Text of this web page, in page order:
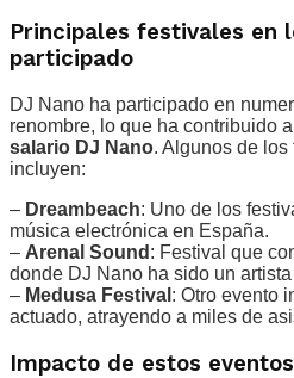
Principales festivales en
participado
DJ Nano ha participado en
renombre, lo que ha contribuido
salario DJ Nano. Algunos de
incluyen:
– Dreambeach: Uno de los
música electrónica en España.
– Arenal Sound : Festival que
donde DJ Nano ha sido un
– Medusa Festival : Otro evento
actuado, atrayendo a miles de
Impacto de estos